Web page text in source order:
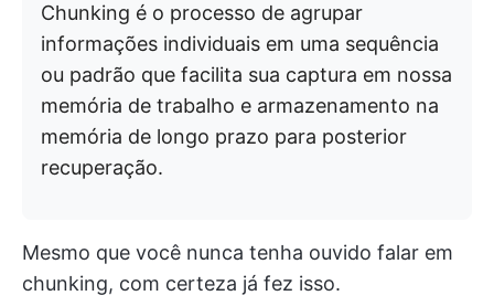
Chunking é o processo de agrupar
informações individuais em uma sequência
ou padrão que facilita sua captura em nossa
memória de trabalho e armazenamento na
memória de longo prazo para posterior
recuperação.
Mesmo que você nunca tenha ouvido falar em
chunking, com certeza já fez isso.